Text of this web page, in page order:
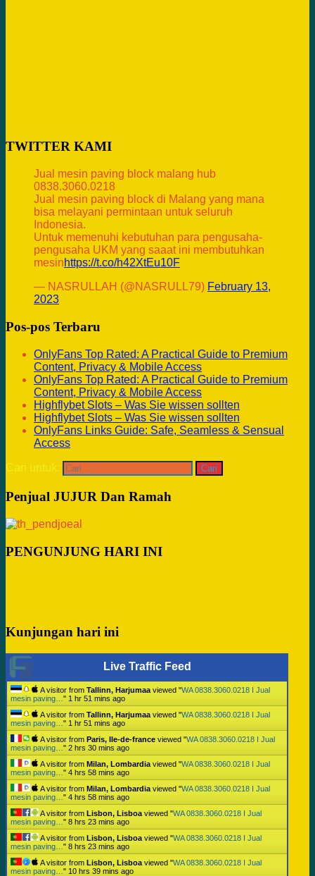
TWITTER KAMI
Jual mesin paving block malang hub
0838.3060.0218
Jual mesin paving block di Malang yang mana
bisa melayani permintaan untuk seluruh
Indonesia.
Untuk memenuhi kebutuhan para pengusaha-
pengusaha UKM yang saaat ini membutuhkan
mesinhttps://t.co/h42XtEu10F
— NASRULLAH (@NASRULL79) February 13,
2023
Pos-pos Terbaru
OnlyFans Top Rated: A Practical Guide to Premium
Content, Privacy & Mobile Access
OnlyFans Top Rated: A Practical Guide to Premium
Content, Privacy & Mobile Access
Highflybet Slots – Was Sie wissen sollten
Highflybet Slots – Was Sie wissen sollten
OnlyFans Links Guide: Safe, Seamless & Sensual
Access
Cari untuk:
Penjual JUJUR Dan Ramah
PENGUNJUNG HARI INI
Kunjungan hari ini
Live Traffic Feed
A visitor from Tallinn, Harjumaa viewed "WA 0838.3060.0218 I Jual
mesin paving… " 1 hr 51 mins ago
A visitor from Tallinn, Harjumaa viewed "WA 0838.3060.0218 I Jual
mesin paving… " 1 hr 51 mins ago
A visitor from Paris, Ile-de-france viewed "WA 0838.3060.0218 I Jual
mesin paving… " 2 hrs 30 mins ago
A visitor from Milan, Lombardia viewed "WA 0838.3060.0218 I Jual
mesin paving… " 4 hrs 58 mins ago
A visitor from Milan, Lombardia viewed "WA 0838.3060.0218 I Jual
mesin paving… " 4 hrs 58 mins ago
A visitor from Lisbon, Lisboa viewed "WA 0838.3060.0218 I Jual
mesin paving… " 8 hrs 23 mins ago
A visitor from Lisbon, Lisboa viewed "WA 0838.3060.0218 I Jual
mesin paving… " 8 hrs 23 mins ago
A visitor from Lisbon, Lisboa viewed "WA 0838.3060.0218 I Jual
mesin paving… " 10 hrs 39 mins ago